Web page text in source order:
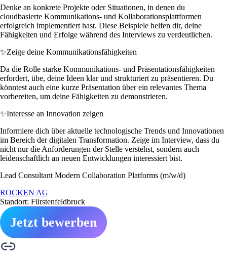
Denke an konkrete Projekte oder Situationen, in denen du
cloudbasierte Kommunikations- und Kollaborationsplattformen
erfolgreich implementiert hast. Diese Beispiele helfen dir, deine
Fähigkeiten und Erfolge während des Interviews zu verdeutlichen.
✨Zeige deine Kommunikationsfähigkeiten
Da die Rolle starke Kommunikations- und Präsentationsfähigkeiten
erfordert, übe, deine Ideen klar und strukturiert zu präsentieren. Du
könntest auch eine kurze Präsentation über ein relevantes Thema
vorbereiten, um deine Fähigkeiten zu demonstrieren.
✨Interesse an Innovation zeigen
Informiere dich über aktuelle technologische Trends und Innovationen
im Bereich der digitalen Transformation. Zeige im Interview, dass du
nicht nur die Anforderungen der Stelle verstehst, sondern auch
leidenschaftlich an neuen Entwicklungen interessiert bist.
Lead Consultant Modern Collaboration Platforms (m/w/d)
ROCKEN AG
Standort: Fürstenfeldbruck
Jetzt bewerben